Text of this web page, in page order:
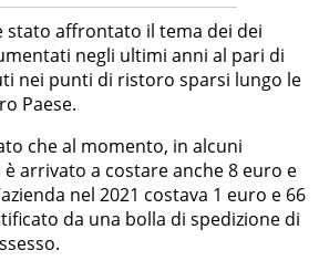
stato affrontato il tema dei dei
negli ultimi anni al pari di
nei punti di ristoro sparsi lungo le
Paese.
che al momento, in alcuni
è arrivato a costare anche 8 euro e
nel 2021 costava 1 euro e 66
da una bolla di spedizione di